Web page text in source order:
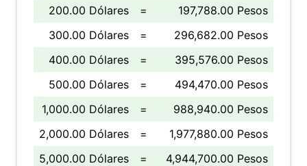
200.00 Dólares
=
197,788.00 Pesos
300.00 Dólares
=
296,682.00 Pesos
400.00 Dólares
=
395,576.00 Pesos
500.00 Dólares
=
494,470.00 Pesos
1,000.00 Dólares
=
988,940.00 Pesos
2,000.00 Dólares
=
1,977,880.00 Pesos
5,000.00 Dólares
= 4,944,700.00 Pesos